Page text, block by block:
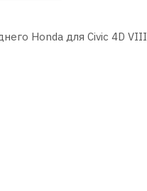
Honda для Civic 4D VIII